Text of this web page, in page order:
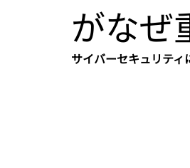
がなぜ
サイバーセキュリテ